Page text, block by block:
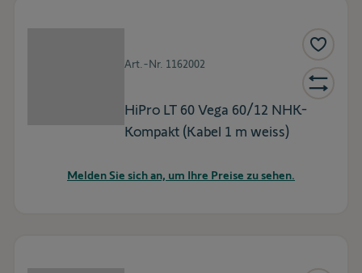
Art.-Nr. 1162002
HiPro LT 60 Vega 60/12 NHK-
Kompakt (Kabel 1 m weiss)
Melden Sie sich an, um Ihre Preise zu sehen.